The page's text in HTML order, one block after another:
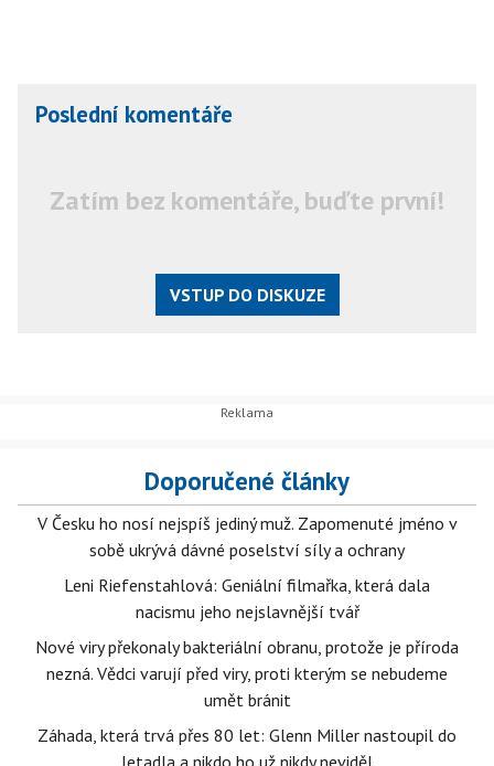
Poslední komentáře
Zatím bez komentáře, buďte první!
VSTUP DO DISKUZE
Doporučené články
V Česku ho nosí nejspíš jediný muž. Zapomenuté jméno v
sobě ukrývá dávné poselství síly a ochrany
Leni Riefenstahlová: Geniální filmařka, která dala
nacismu jeho nejslavnější tvář
Nové viry překonaly bakteriální obranu, protože je příroda
nezná. Vědci varují před viry, proti kterým se nebudeme
umět bránit
Záhada, která trvá přes 80 let: Glenn Miller nastoupil do